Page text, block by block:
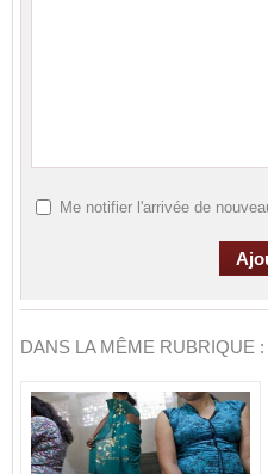
Me notifier l'arrivée de
DANS LA MÊME RUBRIQUE :